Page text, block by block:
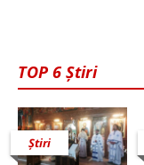
TOP 6 Știri
Știri